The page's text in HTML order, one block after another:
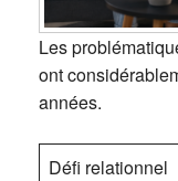
Les
ont
années.
Défi relationnel